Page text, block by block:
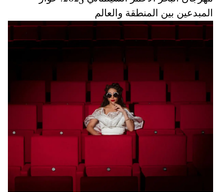
المبدعين بين المنطقة والعالم